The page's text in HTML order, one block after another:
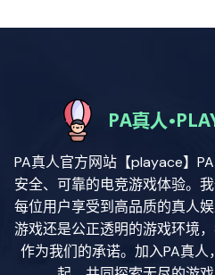
PA真人官方网站【playace】
安全、可靠的电竞游戏体验。
每位用户享受到高品质的真人
游戏还是公正透明的游戏环境
作为我们的承诺。加入PA真